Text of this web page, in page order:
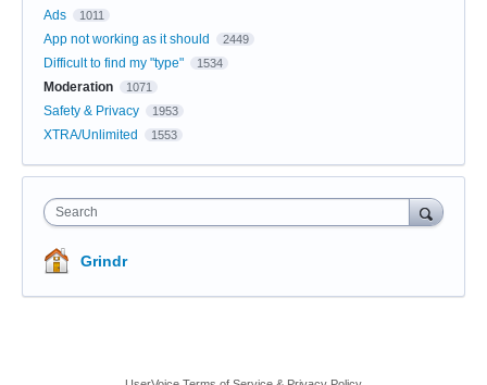
Ads
1011
App not working as it should 2449
Difficult to find my "type" 1534
Moderation 1071
Safety & Privacy 1953
XTRA/Unlimited 1553
Search
Grindr